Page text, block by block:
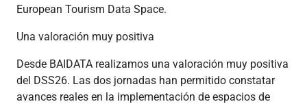
European Tourism Data Space.
Una valoración muy positiva
Desde BAIDATA realizamos una valoración muy positiva
del DSS26. Las dos jornadas han permitido constatar
avances reales en la implementación de espacios de